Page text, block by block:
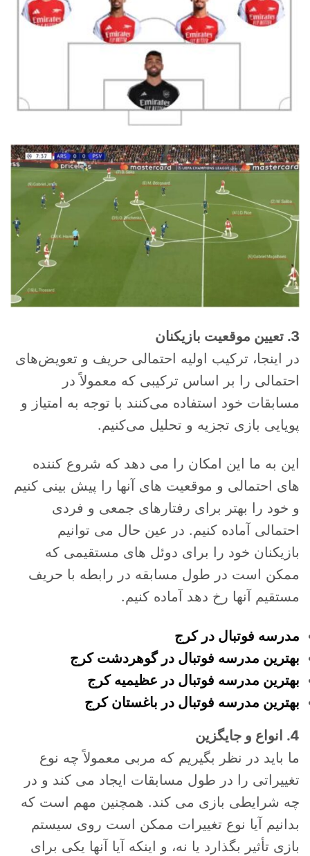
3. تعیین موقعیت بازیکنان
در اینجا، ترکیب اولیه احتمالی حریف و تعویض‌های
احتمالی را بر اساس ترکیبی که معمولاً در
مسابقات خود استفاده می‌کنند با توجه به امتیاز و
پویایی بازی تجزیه و تحلیل می‌کنیم.
این به ما این امکان را می دهد که شروع کننده
های احتمالی و موقعیت های آنها را پیش بینی کنیم
و خود را بهتر برای رفتارهای جمعی و فردی
احتمالی آماده کنیم. در عین حال می توانیم
بازیکنان خود را برای دوئل های مستقیمی که
ممکن است در طول مسابقه در رابطه با حریف
مستقیم آنها رخ دهد آماده کنیم.
مدرسه فوتبال در کرج
بهترین مدرسه فوتبال در گوهردشت کرج
بهترین مدرسه فوتبال در عظیمیه کرج
بهترین مدرسه فوتبال در باغستان کرج
4. انواع و جایگزین
ما باید در نظر بگیریم که مربی معمولاً چه نوع
تغییراتی را در طول مسابقات ایجاد می کند و در
چه شرایطی بازی می کند. همچنین مهم است که
بدانیم آیا نوع تغییرات ممکن است روی سیستم
بازی تأثیر بگذارد یا نه، و اینکه آیا آنها یکی برای